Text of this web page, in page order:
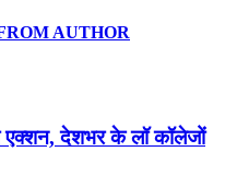
AUTHOR
देशभर के लॉ कॉलेजों